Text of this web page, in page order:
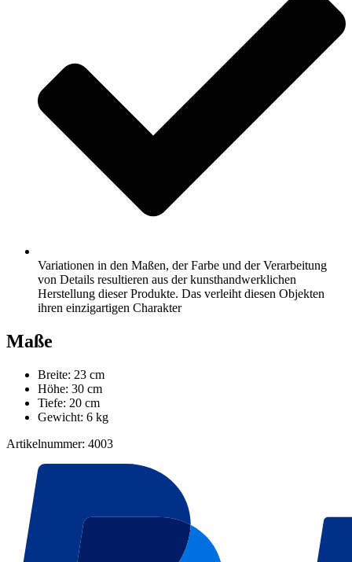
Variationen in den Maßen, der Farbe und der Verarbeitung
von Details resultieren aus der kunsthandwerklichen
Herstellung dieser Produkte. Das verleiht diesen Objekten
ihren einzigartigen Charakter
Maße
Breite: 23 cm
Höhe: 30 cm
Tiefe: 20 cm
Gewicht: 6 kg
Artikelnummer: 4003